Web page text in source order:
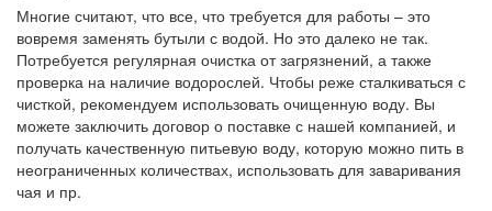
Многие считают, что все, что требуется для работы – это
вовремя заменять бутыли с водой. Но это далеко не так.
Потребуется регулярная очистка от загрязнений, а также
проверка на наличие водорослей. Чтобы реже сталкиваться с
чисткой, рекомендуем использовать очищенную воду. Вы
можете заключить договор о поставке с нашей компанией, и
получать качественную питьевую воду, которую можно пить в
неограниченных количествах, использовать для заваривания
чая и пр.